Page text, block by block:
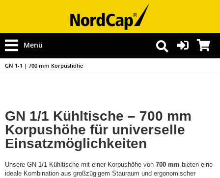
Menü
GN 1-1 | 700 mm Korpushöhe
GN 1/1 Kühltische – 700 mm
Korpushöhe für universelle
Einsatzmöglichkeiten
Unsere GN 1/1 Kühltische mit einer Korpushöhe von 700 mm bieten eine
ideale Kombination aus großzügigem Stauraum und ergonomischer